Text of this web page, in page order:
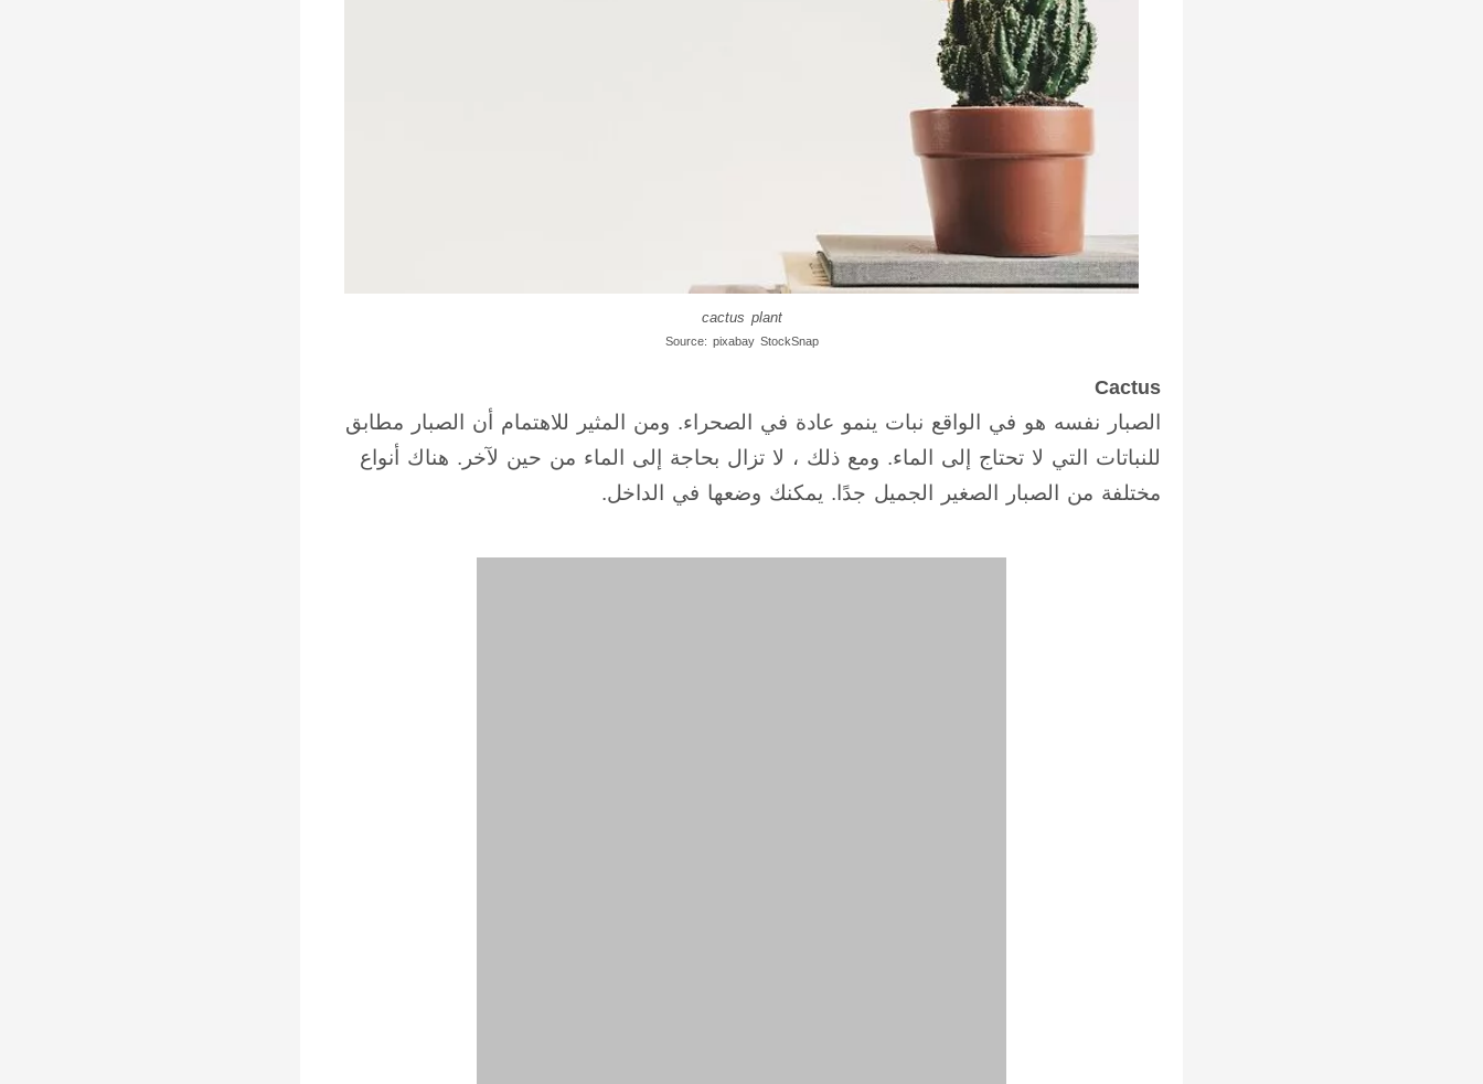
cactus plant
Source: pixabay StockSnap
Cactus
الصبار نفسه هو في الواقع نبات ينمو عادة في الصحراء. ومن المثير للاهتمام أن الصبار مطابق
للنباتات التي لا تحتاج إلى الماء. ومع ذلك ، لا تزال بحاجة إلى الماء من حين لآخر. هناك أنواع
مختلفة من الصبار الصغير الجميل جدًا. يمكنك وضعها في الداخل.